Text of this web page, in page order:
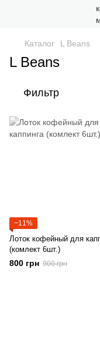
Каталог L Beans
L Beans
Фильтр
−11%
Лоток кофейный для
(комлект 6шт.)
800 грн 900 грн